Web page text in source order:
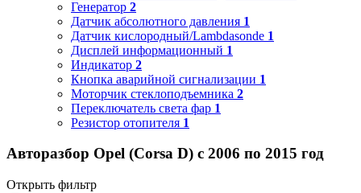
Генератор 2
Датчик абсолютного давления 1
Датчик кислородный/Lambdasonde 1
Дисплей информационный 1
Индикатор 2
Кнопка аварийной сигнализации 1
Моторчик стеклоподъемника 2
Переключатель света фар 1
Резистор отопителя 1
Авторазбор Opel (Corsa D) с 2006 по 2015 год
Открыть фильтр